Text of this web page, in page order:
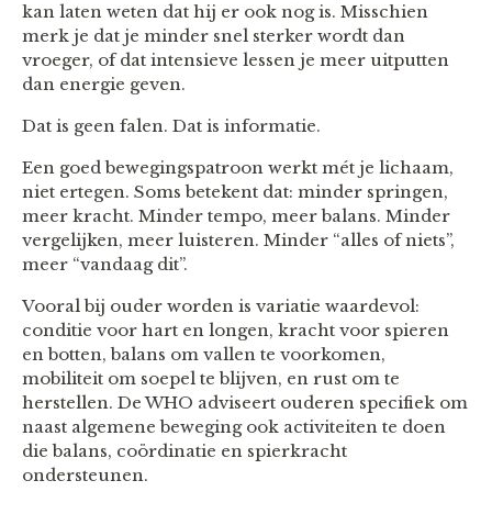
kan laten weten dat hij er ook nog is. Misschien
merk je dat je minder snel sterker wordt dan
vroeger, of dat intensieve lessen je meer uitputten
dan energie geven.
Dat is geen falen. Dat is informatie.
Een goed bewegingspatroon werkt mét je lichaam,
niet ertegen. Soms betekent dat: minder springen,
meer kracht. Minder tempo, meer balans. Minder
vergelijken, meer luisteren. Minder “alles of niets”,
meer “vandaag dit”.
Vooral bij ouder worden is variatie waardevol:
conditie voor hart en longen, kracht voor spieren
en botten, balans om vallen te voorkomen,
mobiliteit om soepel te blijven, en rust om te
herstellen. De WHO adviseert ouderen specifiek om
naast algemene beweging ook activiteiten te doen
die balans, coördinatie en spierkracht
ondersteunen.